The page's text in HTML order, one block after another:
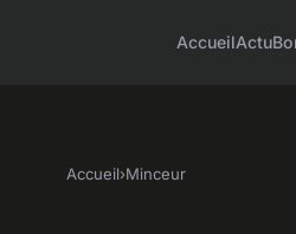
AccueilActu
Accueil›Minceur